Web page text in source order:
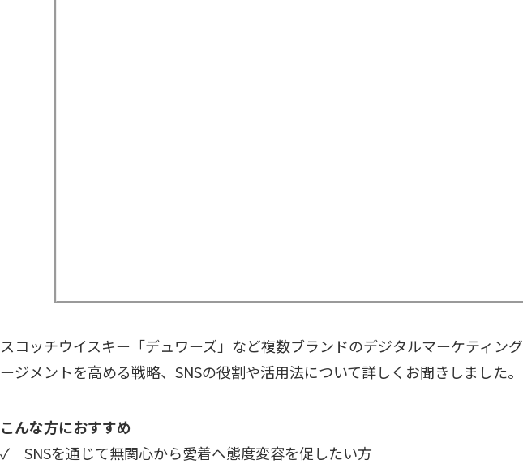
スコッチウイスキー「デュワーズ」など複数ブランドのデジタルマーケティ
ージメントを高める戦略、SNSの役割や活用法について詳しくお聞きしました。
こんな方におすすめ
✓ SNSを通じて無関心から愛着へ態度変容を促したい方